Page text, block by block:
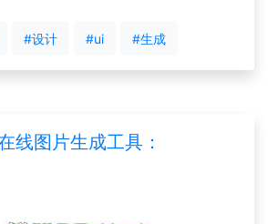
#设计 #ui #生成
线图片生成工具：